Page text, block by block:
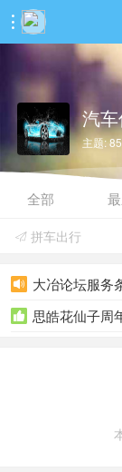

汽
主题:
全部
 拼车出行
 大冶论坛服务
 思皓花仙子周